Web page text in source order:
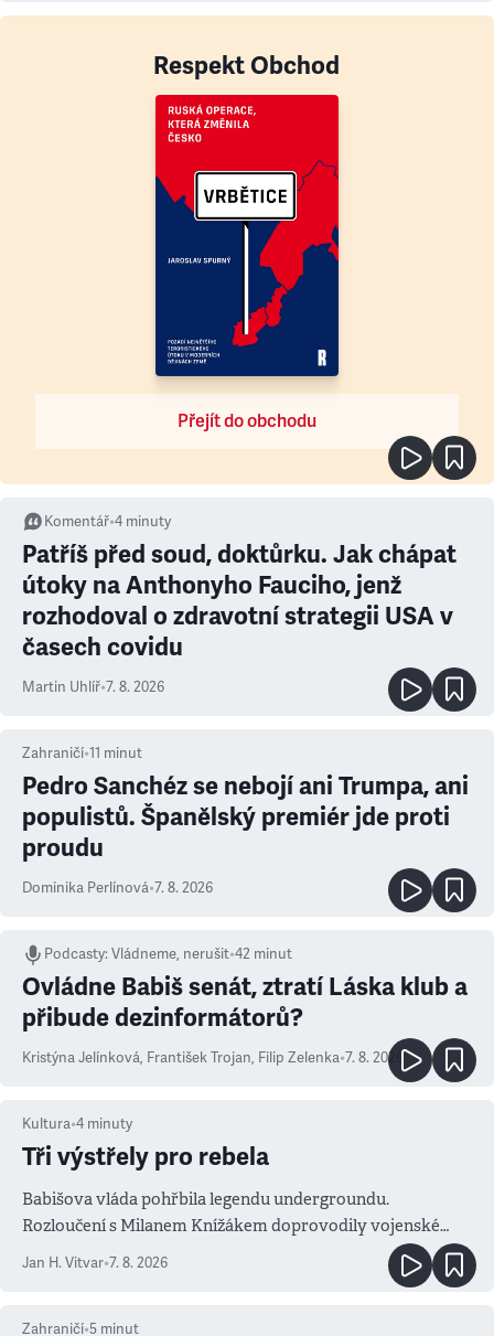
Respekt Obchod
Přejít do obchodu
Komentář•4 minuty
Patříš před soud, doktůrku. Jak chápat
útoky na Anthonyho Fauciho, jenž
rozhodoval o zdravotní strategii USA v
časech covidu
Martin Uhlíř•7. 8. 2026
Zahraničí•11 minut
Pedro Sanchéz se nebojí ani Trumpa, ani
populistů. Španělský premiér jde proti
proudu
Dominika Perlínová•7. 8. 2026
Podcasty:Vládneme, nerušit•42 minut
Ovládne Babiš senát, ztratí Láska klub a
přibude dezinformátorů?
Kristýna Jelínková, František Trojan, Filip Zelenka•7. 8. 2026
Kultura•4 minuty
Tři výstřely pro rebela
Babišova vláda pohřbila legendu undergroundu.
Rozloučení s Milanem Knížákem doprovodily vojenské
salvy i kritika pokrokářů
Jan H. Vitvar•7. 8. 2026
Zahraničí•5 minut